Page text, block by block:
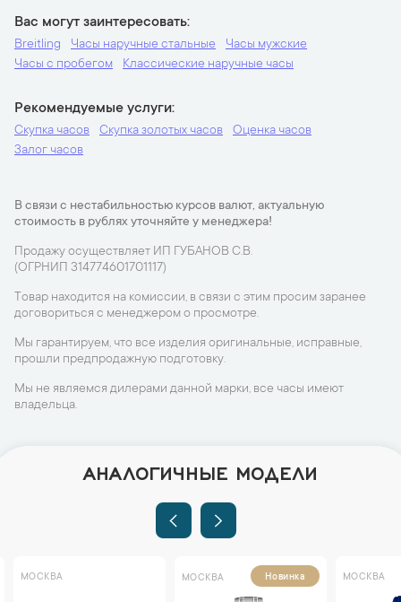
Вас могут заинтересовать
Breitling Часы наручные стальные
Часы мужские
Часы с пробегом
Классические наручные часы
Рекомендуемые услуги
Скупка часов Скупка золотых часов
Оценка часов
Залог часов
В связи с нестабильностью курсов валют, актуальную
стоимость в рублях уточняйте у менеджера!
Продажу осуществляет ИП ГУБАНОВ С.В.
(ОГРНИП 314774601701117)
Товар находится на комиссии, в связи с этим просим заранее
договориться с менеджером о просмотре.
Мы гарантируем, что все изделия оригинальные, исправные,
прошли предпродажную подготовку.
Мы не являемся дилерами данной марки, все часы имеют
владельца.
АНАЛОГИЧНЫЕ МОДЕЛИ
МОСКВА МОСКВА Новинка МОСКВА